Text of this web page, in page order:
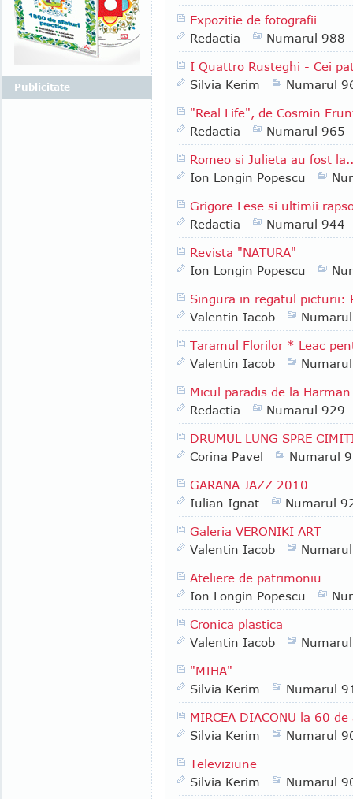
Expozitie de fotografii
Redactia
Numarul 988
I Quattro Rusteghi - Cei
Silvia Kerim
Numarul
"Real Life", de Cosmin
Redactia
Numarul 965
Romeo si Julieta au fost
Ion Longin Popescu
Grigore Lese si ultimii
Redactia
Numarul 944
Revista "NATURA"
Ion Longin Popescu
Singura in regatul picturii:
Valentin Iacob
Taramul Florilor * Leac
Valentin Iacob
Micul paradis de la Harman
Redactia
Numarul 929
DRUMUL LUNG SPRE
Corina Pavel
Numarul
GARANA JAZZ 2010
Iulian Ignat
Numarul
Galeria VERONIKI ART
Valentin Iacob
Ateliere de patrimoniu
Ion Longin Popescu
Cronica plastica
Valentin Iacob
"MIHA"
Silvia Kerim
Numarul
MIRCEA DIACONU la 60 de
Silvia Kerim
Numarul
Televiziune
Silvia Kerim
Numarul
Publicitate